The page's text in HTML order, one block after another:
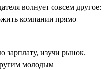
волнует совсем другое:
компании прямо
зарплату, изучи рынок.
молодым